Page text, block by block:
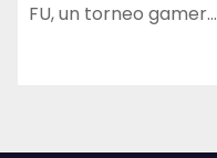
FU, un torneo gamer…